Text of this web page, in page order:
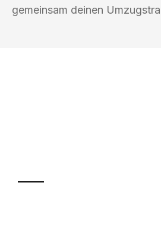
gemeinsam deinen